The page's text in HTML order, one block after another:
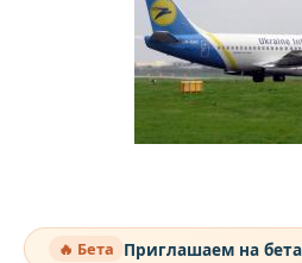
🔥 Бета Приглашаем на